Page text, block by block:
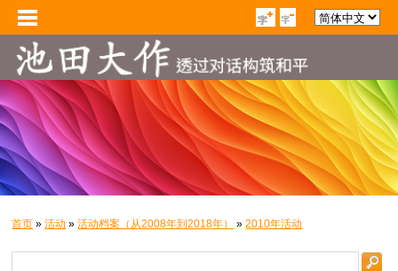
首页 »活动 »活动档案（从2008年到2018年） »2010年活动